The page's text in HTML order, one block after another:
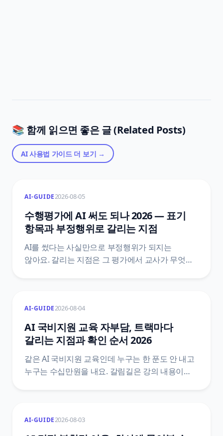
📚 함께 읽으면 좋은 글 (Related Posts)
AI 사용법 가이드 더 보기 →
AI-GUIDE2026-08-05
수행평가에 AI 써도 되나 2026 — 표기
항목과 부정행위로 갈리는 지점
AI를 썼다는 사실만으로 부정행위가 되지는
않아요. 갈리는 지점은 그 평가에서 교사가 무엇을
AI-GUIDE2026-08-04
AI 국비지원 교육 자부담, 트랙마다
갈리는 지점과 확인 순서 2026
같은 AI 국비지원 교육인데 누구는 한 푼도 안 내고
누구는 수십만원을 내요. 갈림길은 강의 내용이
정리했어요.
AI-GUIDE2026-08-03